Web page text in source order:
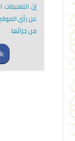
إنّ
عن رأي
من جرّائها